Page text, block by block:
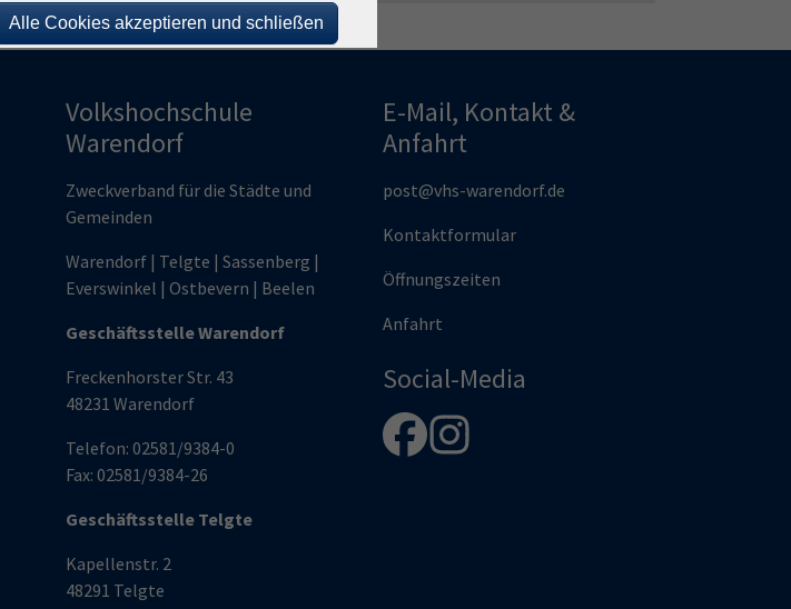
Volkshochschule
Warendorf
Zweckverband für die Städte und
Gemeinden
Warendorf | Telgte | Sassenberg |
Everswinkel | Ostbevern | Beelen
Geschäftsstelle Warendorf
Freckenhorster Str. 43
48231 Warendorf
Telefon: 02581/9384-0
Fax: 02581/9384-26
Geschäftsstelle Telgte
Kapellenstr. 2
48291 Telgte
E-Mail, Kontakt &
Anfahrt
post@vhs-warendorf.de
Kontaktformular
Öffnungszeiten
Anfahrt
Social-Media
Alle Cookies akzeptieren und schließen